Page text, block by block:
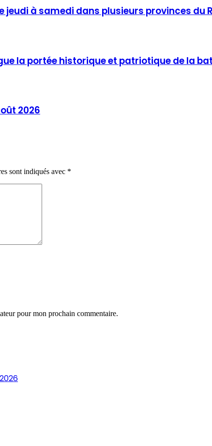
jeudi à samedi dans plusieurs provinces du
la portée historique et patriotique de la
2026
sont indiqués avec *
pour mon prochain commentaire.